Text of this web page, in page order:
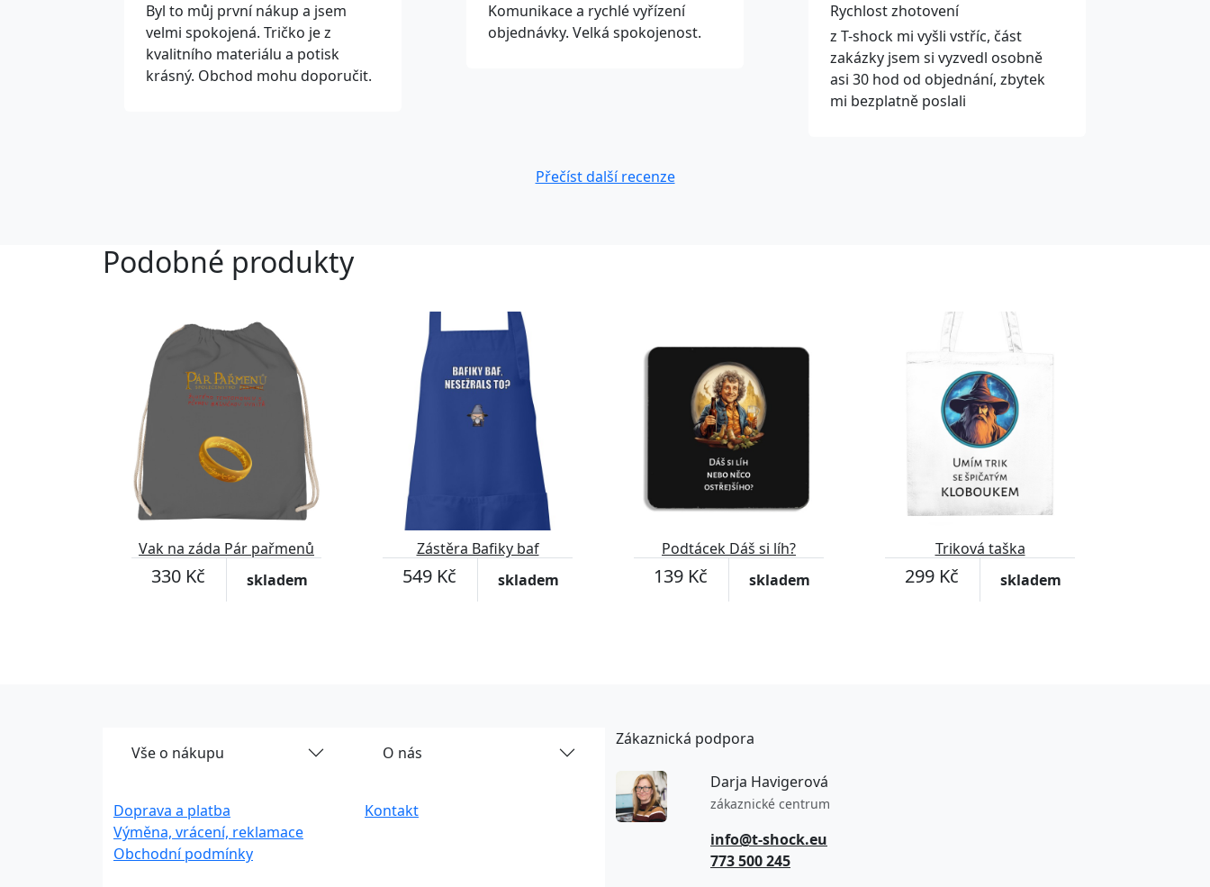
Byl to můj první nákup a jsem
velmi spokojená. Tričko je z
kvalitního materiálu a potisk
krásný. Obchod mohu doporučit.
Komunikace a rychlé vyřízení
objednávky. Velká spokojenost.
Rychlost zhotovení
z T-shock mi vyšli vstříc, část
zakázky jsem si vyzvedl osobně
asi 30 hod od objednání, zbytek
mi bezplatně poslali
Přečíst další recenze
Podobné produkty
Vak na záda Pár pařmenů
330 Kč skladem
Zástěra Bafiky baf
549 Kč skladem
Podtácek Dáš si líh?
139 Kč skladem
Triková taška
299 Kč skladem
Vše o nákupu
Doprava a platba
Výměna, vrácení, reklamace
Obchodní podmínky
O nás
Kontakt
Zákaznická podpora
Darja Havigerová
zákaznické centrum
info@t-shock.eu
773 500 245